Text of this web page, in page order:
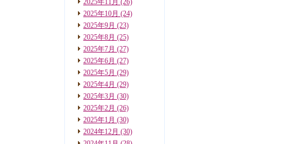
2025年11月 (26)
2025年10月 (24)
2025年9月 (23)
2025年8月 (25)
2025年7月 (27)
2025年6月 (27)
2025年5月 (29)
2025年4月 (29)
2025年3月 (30)
2025年2月 (26)
2025年1月 (30)
2024年12月 (30)